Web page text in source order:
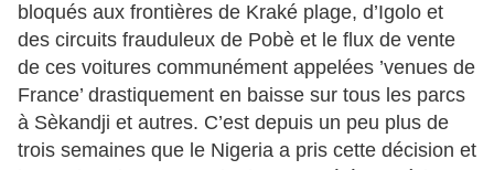
bloqués aux frontières de Kraké plage, d’Igolo et
des circuits frauduleux de Pobè et le flux de vente
de ces voitures communément appelées ’venues de
France’ drastiquement en baisse sur tous les parcs
à Sèkandji et autres. C’est depuis un peu plus de
trois semaines que le Nigeria a pris cette décision et